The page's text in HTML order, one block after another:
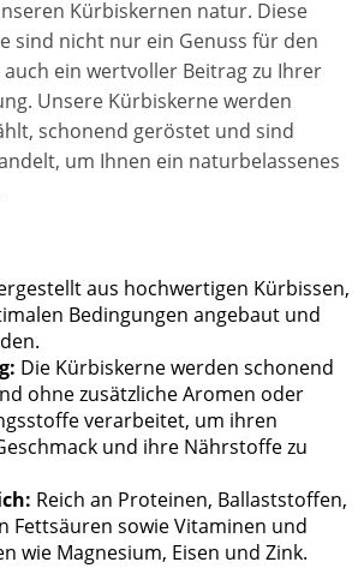
Kürbiskernen natur. Diese
sind nicht nur ein Genuss für den
ein wertvoller Beitrag zu Ihrer
Unsere Kürbiskerne werden
schonend geröstet und sind
um Ihnen ein naturbelassenes
aus hochwertigen Kürbissen,
Bedingungen angebaut und
Die Kürbiskerne werden schonend
ohne zusätzliche Aromen oder
verarbeitet, um ihren
und ihre Nährstoffe zu
Reich an Proteinen, Ballaststoffen,
Fettsäuren sowie Vitaminen und
wie Magnesium, Eisen und Zink.